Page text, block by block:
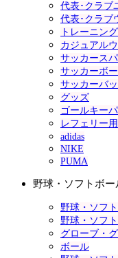
代表･クラブ
代表･クラブ
トレーニン
カジュアル
サッカース
サッカーボ
サッカーバ
グッズ
ゴールキー
レフェリー
adidas
NIKE
PUMA
野球・ソフトボー
野球・ソフ
野球・ソフ
グローブ・
ボール